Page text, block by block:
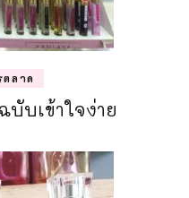
ลาด
บับเข้าใจง่าย